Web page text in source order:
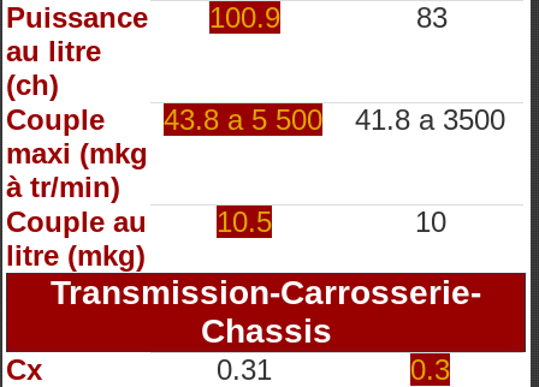
Puissance
au litre
(ch)
100.9 83
Couple
maxi (mkg
à tr/min)
43.8 a 5 500 41.8 a 3500
Couple au
litre (mkg)
10.5 10
Transmission-Carrosserie-
Chassis
Cx 0.31
0.3